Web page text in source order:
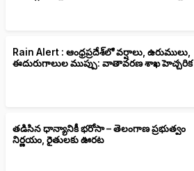
Rain Alert : ఆంధ్రప్రదేశ్‌లో వర్షాలు, ఉరుములు,
ఈదురుగాలుల ముప్పు: వాతావరణ శాఖ హెచ్చరిక
తడిసిన ధాన్యానికీ భరోసా – తెలంగాణ ప్రభుత్వం
నిర్ణయం, రైతులకు ఊరట